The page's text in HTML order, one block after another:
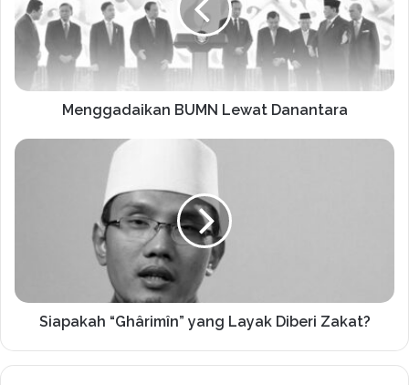
Menggadaikan BUMN Lewat Danantara
Siapakah “Ghârimîn” yang Layak Diberi Zakat?